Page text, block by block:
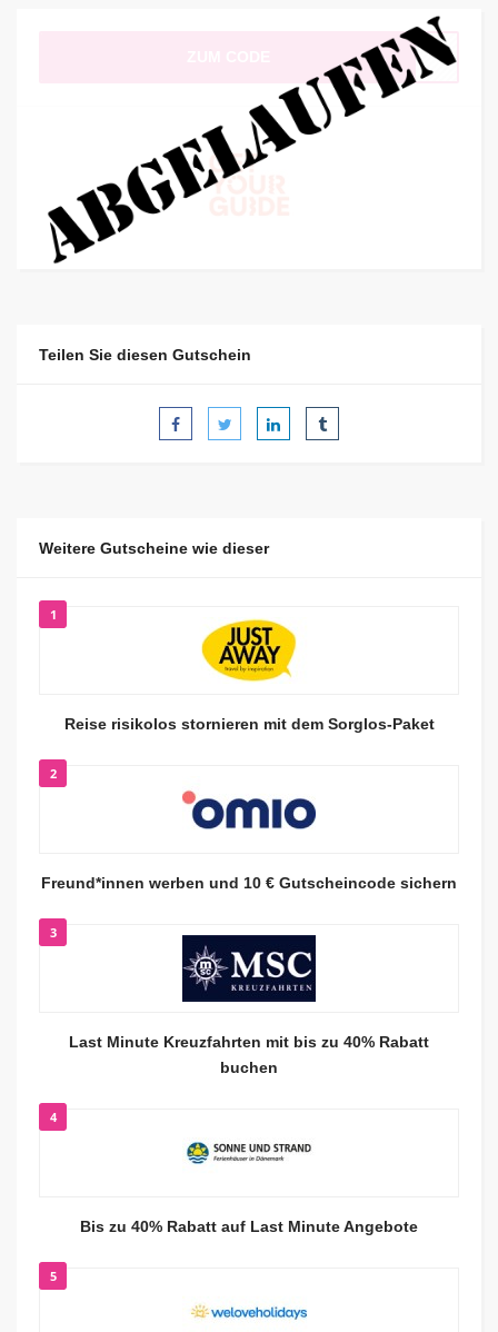
Teilen Sie diesen Gutschein
Weitere Gutscheine wie dieser
1
Reise risikolos stornieren mit dem Sorglos-Paket
2
Freund*innen werben und 10 € Gutscheincode sichern
3
Last Minute Kreuzfahrten mit bis zu 40% Rabatt
buchen
4
Bis zu 40% Rabatt auf Last Minute Angebote
5